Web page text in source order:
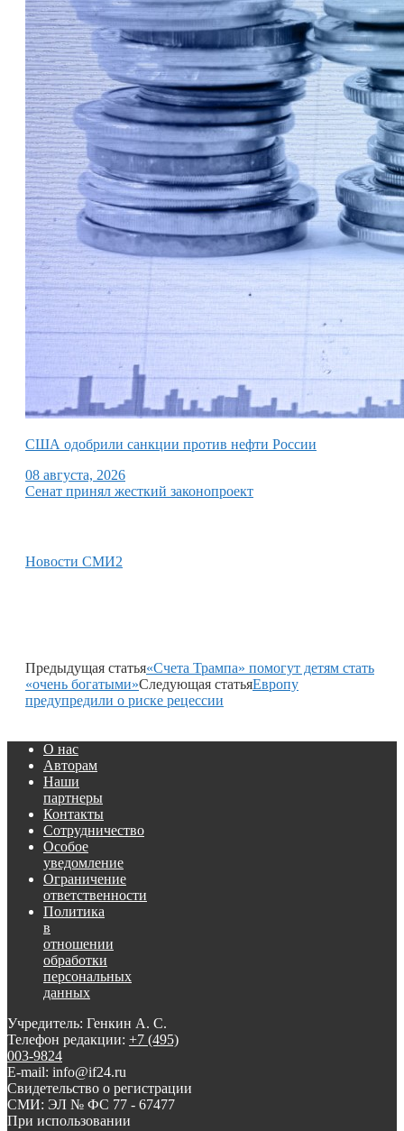
США одобрили санкции против нефти России
08 августа, 2026
Сенат принял жесткий законопроект
Новости СМИ2
Предыдущая статья«Счета Трампа» помогут детям стать
«очень богатыми»Следующая статьяЕвропу
предупредили о риске рецессии
О нас
Авторам
Наши
партнеры
Контакты
Сотрудничество
Особое
уведомление
Ограничение
ответственности
Политика
в
отношении
обработки
персональных
данных
Учредитель: Генкин А. С.
Телефон редакции: +7 (495)
003-9824
E-mail: info@if24.ru
Свидетельство о регистрации
СМИ: ЭЛ № ФС 77 - 67477
При использовании